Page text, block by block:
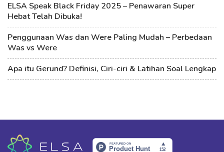
ELSA Speak Black Friday 2025 – Penawaran Super
Hebat Telah Dibuka!
Penggunaan Was dan Were Paling Mudah – Perbedaan
Was vs Were
Apa itu Gerund? Definisi, Ciri-ciri & Latihan Soal Lengkap